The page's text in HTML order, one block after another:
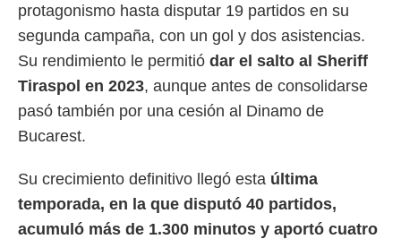
de
un
datos
perfiles
protagonismo hasta disputar 19 partidos en su
segunda campaña, con un gol y dos asistencias.
Su rendimiento le permitió dar el salto al Sheriff
Tiraspol en 2023, aunque antes de consolidarse
pasó también por una cesión al Dinamo de
Bucarest.
Su crecimiento definitivo llegó esta última
temporada, en la que disputó 40 partidos,
acumuló más de 1.300 minutos y aportó cuatro